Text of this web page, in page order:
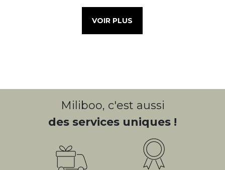
VOIR PLUS
Miliboo, c'est aussi
des services uniques !